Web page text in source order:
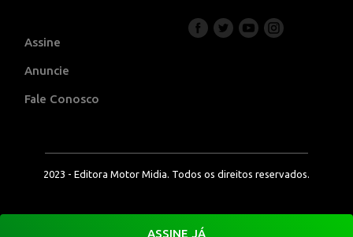
Assine
Anuncie
Fale Conosco
2023 - Editora Motor Midia. Todos os direitos reservados.
ASSINE JÁ